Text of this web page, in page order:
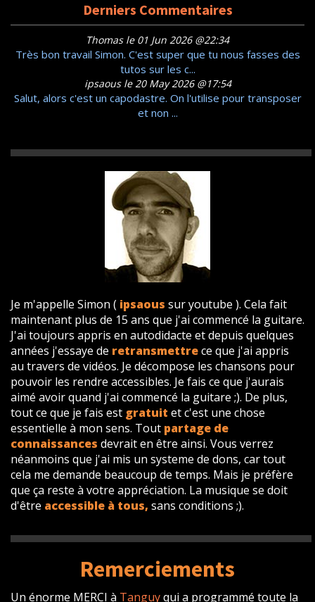
Derniers Commentaires
Thomas le 01 Jun 2026 @22:34
Très bon travail Simon. C'est super que tu nous fasses des
tutos sur les c...
ipsaous le 20 May 2026 @17:54
Salut, alors c'est un capodastre. On l'utilise pour transposer
et non ...
Je m'appelle Simon ( ipsaous sur youtube ). Cela fait
maintenant plus de 15 ans que j'ai commencé la guitare.
J'ai toujours appris en autodidacte et depuis quelques
années j'essaye de retransmettrece que j'ai appris
au travers de vidéos. Je décompose les chansons pour
pouvoir les rendre accessibles. Je fais ce que j'aurais
aimé avoir quand j'ai commencé la guitare ;). De plus,
tout ce que je fais est gratuit et c'est une chose
essentielle à mon sens. Tout partage de
connaissances devrait en être ainsi. Vous verrez
néanmoins que j'ai mis un systeme de dons, car tout
cela me demande beaucoup de temps. Mais je préfère
que ça reste à votre appréciation. La musique se doit
d'être accessible à tous, sans conditions ;).
Remerciements
Un énorme MERCI à Tanguyqui a programmé toute la